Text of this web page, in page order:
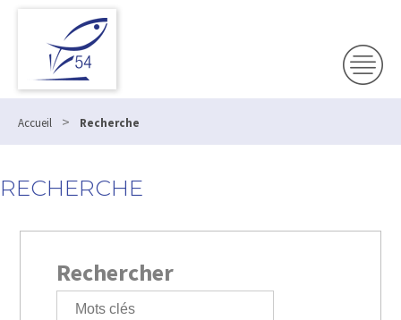
Accueil > Recherche
RECHERCHE
Rechercher